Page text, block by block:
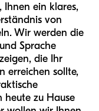
Ihnen ein klares,
von
Wir werden die
Sprache
die Ihr
erreichen sollte,
heute zu Hause